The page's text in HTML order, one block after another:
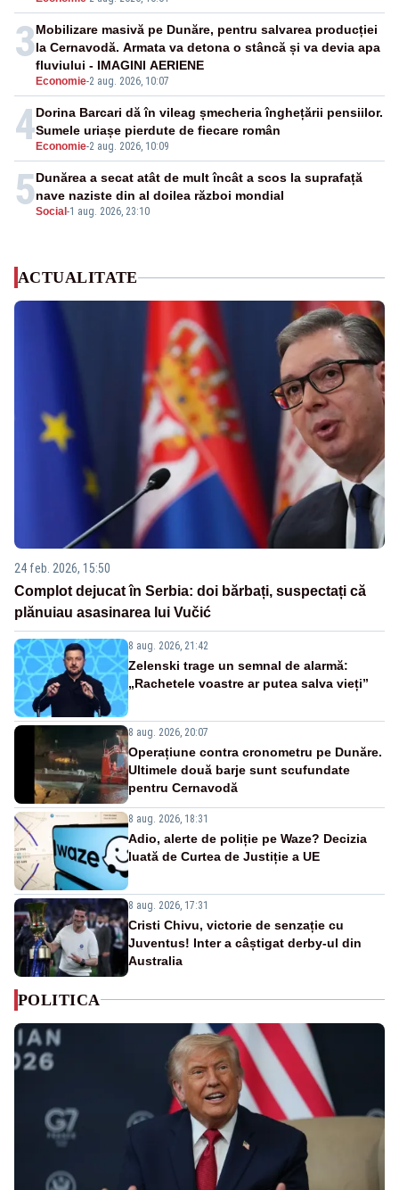
3
Economie-2 aug. 2026, 10:07
Mobilizare masivă pe Dunăre, pentru salvarea producției
la Cernavodă. Armata va detona o stâncă și va devia apa
fluviului - IMAGINI AERIENE
4 Economie-2 aug. 2026, 10:09
Dorina Barcari dă în vileag șmecheria înghețării pensiilor.
Sumele uriașe pierdute de fiecare român
5Social -1 aug. 2026, 23:10
Dunărea a secat atât de mult încât a scos la suprafață
nave naziste din al doilea război mondial
ACTUALITATE
24 feb. 2026, 15:50
Complot dejucat în Serbia: doi bărbați, suspectați că
plănuiau asasinarea lui Vučić
8 aug. 2026, 21:42
Zelenski trage un semnal de alarmă:
„Rachetele voastre ar putea salva vieți”
8 aug. 2026, 20:07
Operațiune contra cronometru pe Dunăre.
Ultimele două barje sunt scufundate
pentru Cernavodă
8 aug. 2026, 18:31
Adio, alerte de poliție pe Waze? Decizia
luată de Curtea de Justiție a UE
8 aug. 2026, 17:31
Cristi Chivu, victorie de senzație cu
Juventus! Inter a câștigat derby-ul din
Australia
POLITICA